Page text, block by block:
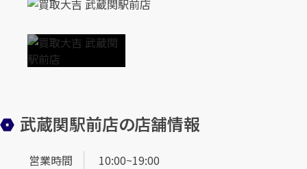
武蔵関駅前店の店舗情報
営業時間
10:00~19:00